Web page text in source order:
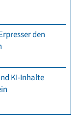
den
KI-Inhalte